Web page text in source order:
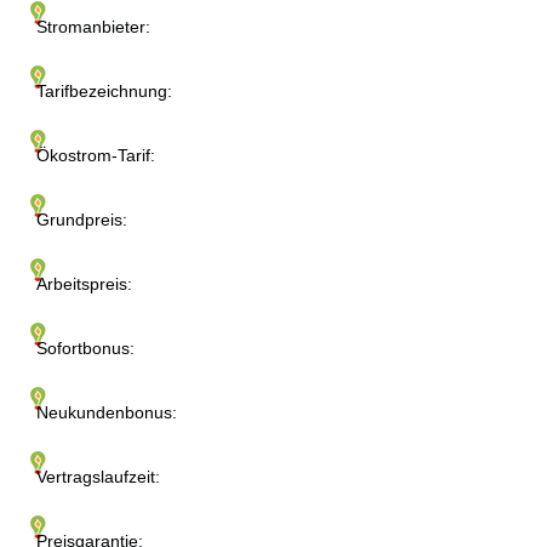
Stromanbieter:
Tarifbezeichnung:
Ökostrom-Tarif:
Grundpreis:
Arbeitspreis:
Sofortbonus:
Neukundenbonus:
Vertragslaufzeit:
Preisgarantie: